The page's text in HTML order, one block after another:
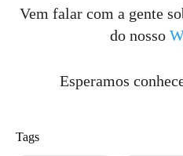
Vem falar com a gente
do nosso
Esperamos
Tags